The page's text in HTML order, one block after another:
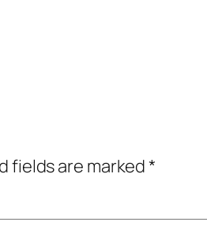
fields are marked*